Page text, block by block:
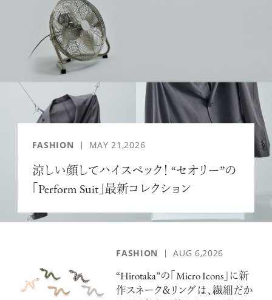
「AdvancedClub」会員組織を設けました。
「AdvancedClub」会員に登録すると、プレゼント応募情報
の一覧、プレミアムな会員限定イベント、ブランドのエクス
クルーシブアイテムの紹介など、特別なコンテンツ情報を
メールマガジンでお届け致します。更に『AdvancedTime』
のタブロイドマガジンのご案内もあり、送付手数料のみを
ご負担いただくことでお手元で『AdvancedTime』をお楽し
みいただけます。
一緒に『AdvancedTime』を楽しみましょう！
ログイン
FASHION MAY 21,2026
涼しい顔してハイスペック！ “セオリー”の
「Perform Suit」最新コレクション
FASHION AUG 6,2026
“Hirotaka”の「Micro Icons」に新
作スネーク＆リングは、繊細だか